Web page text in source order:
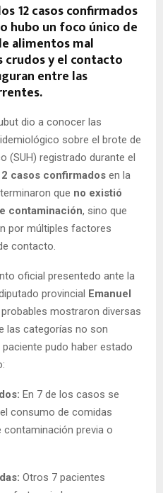
12 casos confirmados
hubo un foco único de
alimentos mal
crudos y el contacto
entre las
dio a conocer las
sobre el brote de
(SUH) registrado durante el
casos confirmados en la
que no existió
contaminación, sino que
por múltiples factores
contacto.
oficial presentedo ante la
provincial Emanuel
mostraron diversas
las categorías no son
pudo haber estado
En 7 de los casos se
consumo de comidas
previa o
Otros 7 pacientes